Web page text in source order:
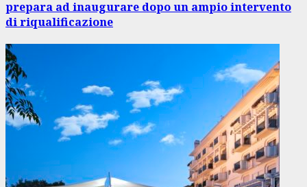
prepara ad inaugurare dopo un ampio intervento
di riqualificazione